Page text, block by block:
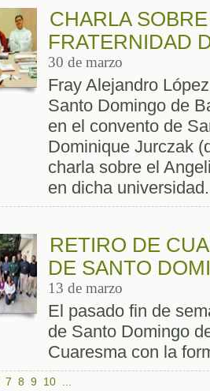
CHARLA
FRATERNIDAD
30 de marzo
Fray Alejandro
Santo Domingo de
en el convento de
Dominique Jurczak
charla sobre el
en dicha universidad.
RETIRO DE
DE SANTO
13 de marzo
El pasado fin de
de Santo Domingo
Cuaresma con la
7 8 9 10